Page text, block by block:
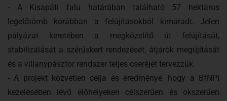
- A Kisapáti falu határában található 57 hektáros
legelőtömb korábban a felújításokból kimaradt. Jelen
pályázat keretében a megközelítő út felújítását,
stabilizálását a szérűskert rendezését, átjárók megújítását
és a villanypásztor rendszer teljes cseréjét tervezzük.
- A projekt közvetlen célja és eredménye, hogy a BfNPI
kezelésében lévő élőhelyeken célszerűen és okszerűen